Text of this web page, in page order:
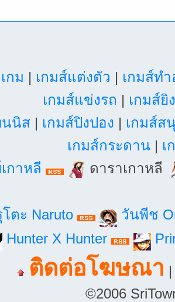
กม | เกมส์แต่งตัว | เกมส์ท
เกมส์แข่งรถ | เกมส์ยิ
นนิส| เกมส์ปิงปอง | เกมส์ส
เกมส์กระดาน | เ
กาหลี
ดาราเกาหลี
ตะ Naruto
วันพีช
Hunter X Hunter
ติดต่อโฆษณา
©2006